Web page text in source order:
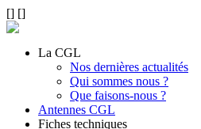
[] []
La CGL
Nos dernières actualités
Qui sommes nous ?
Que faisons-nous ?
Antennes CGL
Fiches techniques